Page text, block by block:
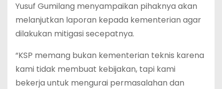
Yusuf Gumilang menyampaikan pihaknya akan
melanjutkan laporan kepada kementerian agar
dilakukan mitigasi secepatnya.
“KSP memang bukan kementerian teknis karena
kami tidak membuat kebijakan, tapi kami
bekerja untuk mengurai permasalahan dan